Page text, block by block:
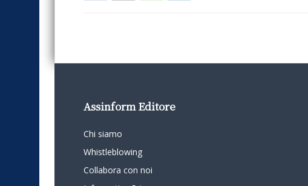
Assinform Editore
Chi siamo
Whistleblowing
Collabora con noi